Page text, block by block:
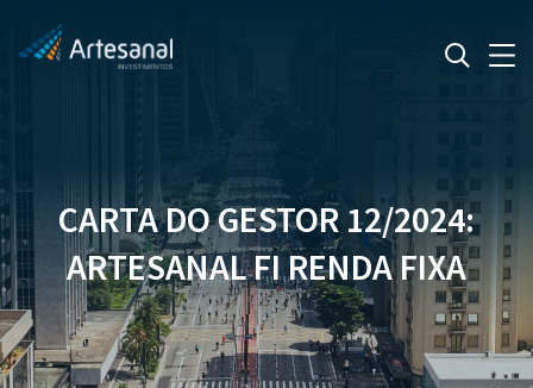
CARTA DO GESTOR 12/2024:
ARTESANAL FI RENDA FIXA